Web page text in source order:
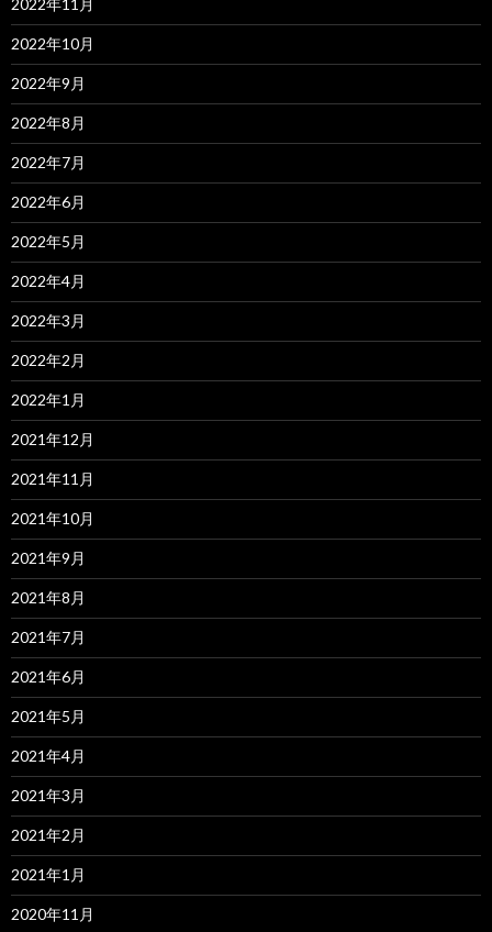
2022年11月
2022年10月
2022年9月
2022年8月
2022年7月
2022年6月
2022年5月
2022年4月
2022年3月
2022年2月
2022年1月
2021年12月
2021年11月
2021年10月
2021年9月
2021年8月
2021年7月
2021年6月
2021年5月
2021年4月
2021年3月
2021年2月
2021年1月
2020年11月